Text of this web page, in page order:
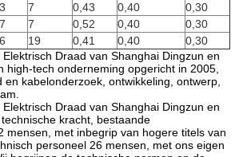
7 0,43 0,40
0,30
7 0,52 0,40
0,30
19 0,41 0,40
0,30
Draad van Shanghai Dingzun en
high-tech onderneming opgericht in 2005,
en kabelonderzoek, ontwikkeling, ontwerp,
Draad van Shanghai Dingzun en
kracht, bestaande
mensen, met inbegrip van hogere titels van
personeel 26 mensen, met ons eigen